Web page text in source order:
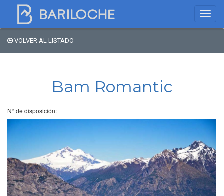
Bariloche
Tipo de alojamiento
Estrellas
VOLVER AL LISTADO
Bam Romantic
N° de disposición: